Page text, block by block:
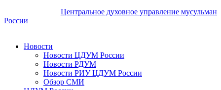
Центральное духовное управление мусульман
России
Новости
Новости ЦДУМ России
Новости РДУМ
Новости РИУ ЦДУМ России
Обзор СМИ